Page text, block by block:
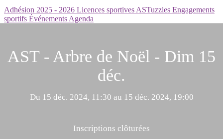
Adhésion 2025 - 2026 Licences sportives ASTuzzles Engagements
sportifs Événements Agenda
AST - Arbre de Noël - Dim 15
déc.
Du 15 déc. 2024, 11:30 au 15 déc. 2024, 19:00
Inscriptions clôturées